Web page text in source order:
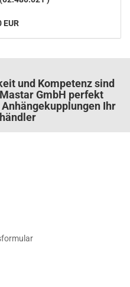
EUR
und Kompetenz sind
GmbH perfekt
Ihr